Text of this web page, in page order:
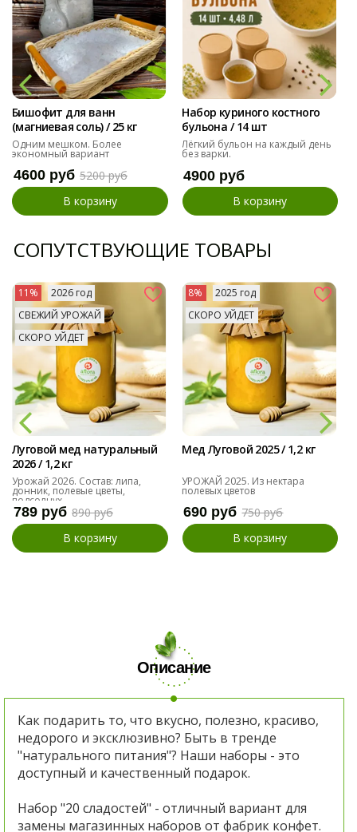
Бишофит для ванн
(магниевая соль) / 25 кг
Одним мешком. Более
экономный вариант
4600 руб 5200 руб
В корзину
Набор куриного костного
бульона / 14 шт
Лёгкий бульон на каждый день
без варки.
4900 руб
В корзину
СОПУТСТВУЮЩИЕ ТОВАРЫ
11%
2026 год
СВЕЖИЙ УРОЖАЙ
СКОРО УЙДЕТ
Луговой мед натуральный
2026 / 1,2 кг
Урожай 2026. Состав: липа,
донник, полевые цветы,
подсолнух
789 руб 890 руб
В корзину
8%
2025 год
СКОРО УЙДЕТ
Мед Луговой 2025 / 1,2 кг
УРОЖАЙ 2025. Из нектара
полевых цветов
690 руб 750 руб
В корзину
Описание
Как подарить то, что вкусно, полезно, красиво,
недорого и эксклюзивно? Быть в тренде
"натурального питания"? Наши наборы - это
доступный и качественный подарок.
Набор "20 сладостей" - отличный вариант для
замены магазинных наборов от фабрик конфет.